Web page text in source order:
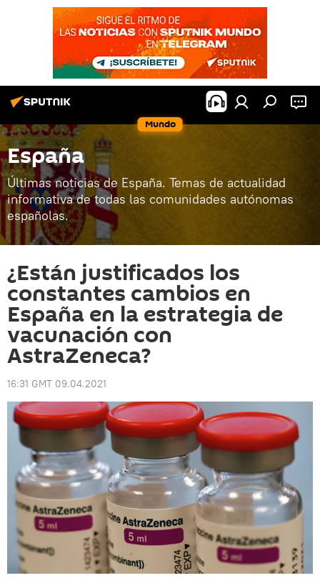
Mundo
España
Últimas noticias de España. Temas de actualidad
informativa de todas las comunidades autónomas
españolas.
¿Están justificados los
constantes cambios en
España en la estrategia de
vacunación con
AstraZeneca?
16:31 GMT 09.04.2021